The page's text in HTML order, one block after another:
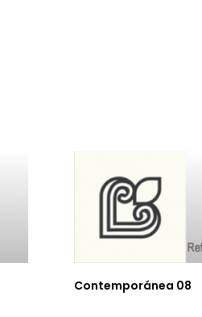
Contemporánea 08